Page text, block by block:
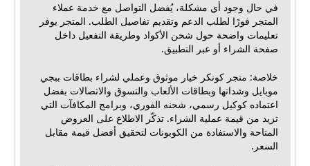
في حال وجود أي مشكلة، يُفضل التواصل مع خدمة عملاء
المتجر فورًا لطلب الدعم وتقديم تفاصيل الطلب. المتجر يوفر
تعليمات واضحة حول شحن الأكواد وطريقة التفعيل داخل
صفحة الشراء أو عبر التطبيق.
خلاصة: متجر كونكر خيار موثوق وعملي لشراء بطاقات ببجي
موبايل وشداتها وبطاقات الألعاب والتسوق والاتصالات بفضل
اعتماده كوكيل رسمي، شحنه الفوري، وبرامج المكافآت التي
تزيد من قيمة عملية الشراء. تذكّر الاطلاع على العروض
المتاحة والاستفادة من الكوبونات لتحقيق أفضل قيمة مقابل
السعر.